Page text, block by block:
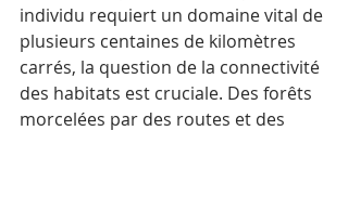
individu requiert un domaine vital de
plusieurs centaines de kilomètres
carrés, la question de la connectivité
des habitats est cruciale. Des forêts
morcelées par des routes et des